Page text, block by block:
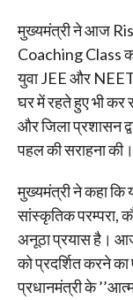
मुख्यमंत्री ने आज
Coaching Class
युवा JEE और NEET
घर में रहते हुए भी कर
और जिला प्रशासन
पहल की सराहना की।
मुख्यमंत्री ने कहा कि
सांस्कृतिक परम्परा,
अनूठा प्रयास है।
को प्रदर्शित करने
प्रधानमंत्री के